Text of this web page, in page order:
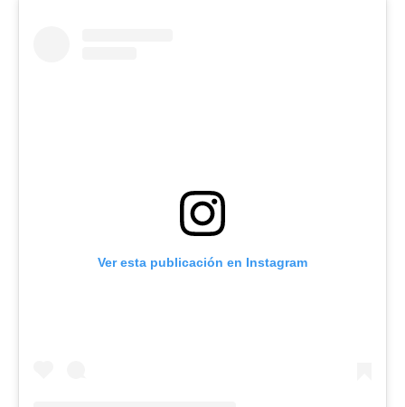
Ver esta publicación en Instagram